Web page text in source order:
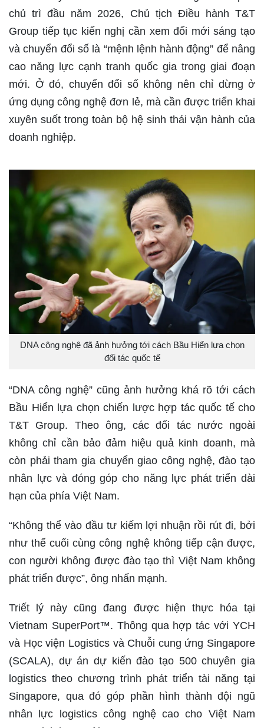
chủ trì đầu năm 2026, Chủ tịch Điều hành T&T
Group tiếp tục kiến nghị cần xem đổi mới sáng tạo
và chuyển đổi số là “mệnh lệnh hành động” để nâng
cao năng lực cạnh tranh quốc gia trong giai đoạn
mới. Ở đó, chuyển đổi số không nên chỉ dừng ở
ứng dụng công nghệ đơn lẻ, mà cần được triển khai
xuyên suốt trong toàn bộ hệ sinh thái vận hành của
doanh nghiệp.
DNA công nghệ đã ảnh hưởng tới cách Bầu Hiển lựa chọn
đối tác quốc tế
“DNA công nghệ” cũng ảnh hưởng khá rõ tới cách
Bầu Hiển lựa chọn chiến lược hợp tác quốc tế cho
T&T Group. Theo ông, các đối tác nước ngoài
không chỉ cần bảo đảm hiệu quả kinh doanh, mà
còn phải tham gia chuyển giao công nghệ, đào tạo
nhân lực và đóng góp cho năng lực phát triển dài
hạn của phía Việt Nam.
“Không thể vào đầu tư kiếm lợi nhuận rồi rút đi, bởi
như thế cuối cùng công nghệ không tiếp cận được,
con người không được đào tạo thì Việt Nam không
phát triển được”, ông nhấn mạnh.
Triết lý này cũng đang được hiện thực hóa tại
Vietnam SuperPort™. Thông qua hợp tác với YCH
và Học viện Logistics và Chuỗi cung ứng Singapore
(SCALA), dự án dự kiến đào tạo 500 chuyên gia
logistics theo chương trình phát triển tài năng tại
Singapore, qua đó góp phần hình thành đội ngũ
nhân lực logistics công nghệ cao cho Việt Nam